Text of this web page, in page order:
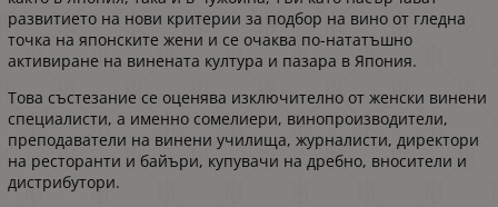
развитието на нови критерии за подбор на вино от гледна
точка на японските жени и се очаква по-нататъшно
активиране на винената култура и пазара в Япония.
Това състезание се оценява изключително от женски винени
специалисти, а именно сомелиери, винопроизводители,
преподаватели на винени училища, журналисти, директори
на ресторанти и байъри, купувачи на дребно, вносители и
дистрибутори.